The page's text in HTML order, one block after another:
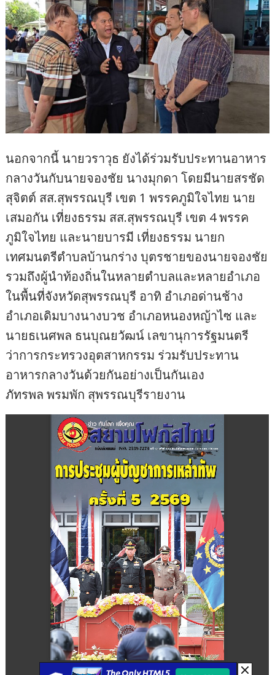
นอกจากนี้ นายวราวุธ ยังได้ร่วมรับประทานอาหาร
กลางวันกับนายจองชัย นางมุกดา โดยมีนายสรชัด
สุจิตต์ สส.สุพรรณบุรี เขต 1 พรรคภูมิใจไทย นาย
เสมอกัน เที่ยงธรรม สส.สุพรรณบุรี เขต 4 พรรค
ภูมิใจไทย และนายบารมี เที่ยงธรรม นายก
เทศมนตรีตำบลบ้านกร่าง บุตรชายของนายจองชัย
รวมถึงผู้นำท้องถิ่นในหลายตำบลและหลายอำเภอ
ในพื้นที่จังหวัดสุพรรณบุรี อาทิ อำเภอด่านช้าง
อำเภอเดิมบางนางบวช อำเภอหนองหญ้าไซ และ
นายธเนศพล ธนบุณยวัฒน์ เลขานุการรัฐมนตรี
ว่าการกระทรวงอุตสาหกรรม ร่วมรับประทาน
อาหารกลางวันด้วยกันอย่างเป็นกันเอง
ภัทรพล พรมพัก สุพรรณบุรีรายงาน